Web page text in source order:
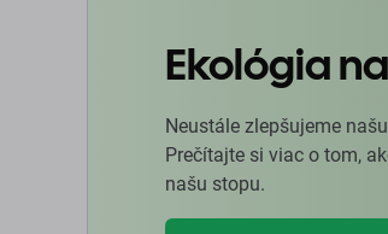
Ekológia
Neustále zlepšujeme
Prečítajte si viac o tom,
našu stopu.